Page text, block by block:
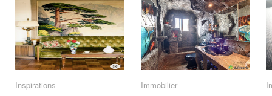
Inspirations
Inspirations Immobilier
Immobilier